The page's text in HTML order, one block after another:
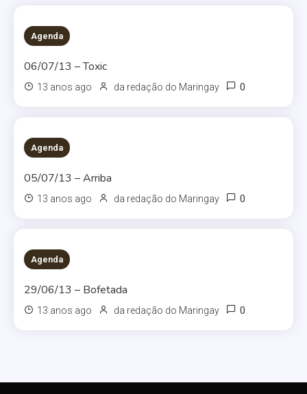
Agenda
06/07/13 – Toxic
13 anos ago da redação do Maringay 0
Agenda
05/07/13 – Arriba
13 anos ago da redação do Maringay 0
Agenda
29/06/13 – Bofetada
13 anos ago da redação do Maringay 0